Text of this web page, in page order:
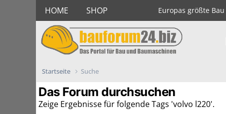
HOME SHOP Europas größte
Startseite Suche
Das Forum durchsuchen
Zeige Ergebnisse für folgende Tags 'volvo l220'.